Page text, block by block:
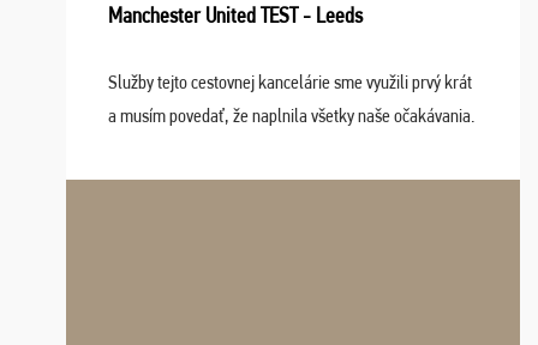
Manchester United TEST - Leeds
Služby tejto cestovnej kancelárie sme využili prvý krát
a musím povedať, že naplnila všetky naše očakávania.
dispozícii nonstop (milí, profesionálni ...